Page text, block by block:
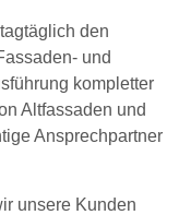
den
und
kompletter
Altfassaden und
Ansprechpartner
unsere Kunden